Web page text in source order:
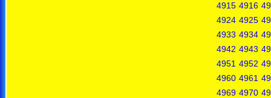
4915 4916
4924 4925
4933 4934
4942 4943
4951 4952
4960 4961
4969 4970